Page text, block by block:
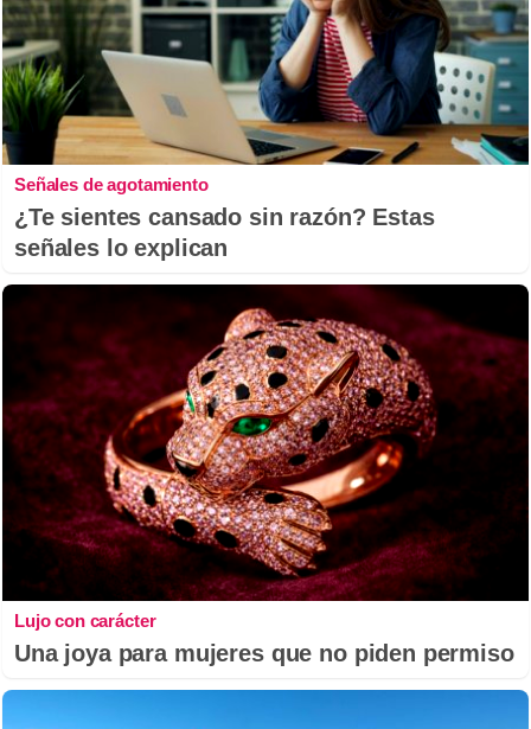
Señales de agotamiento
¿Te sientes cansado sin razón? Estas
señales lo explican
Lujo con carácter
Una joya para mujeres que no piden permiso